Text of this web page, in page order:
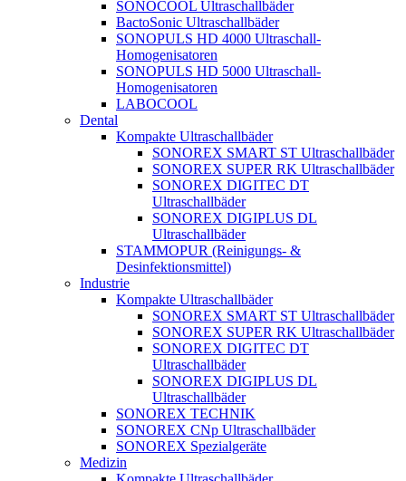
SONOCOOL Ultraschallbäder
BactoSonic Ultraschallbäder
SONOPULS HD 4000 Ultraschall-
Homogenisatoren
SONOPULS HD 5000 Ultraschall-
Homogenisatoren
LABOCOOL
Dental
Kompakte Ultraschallbäder
SONOREX SMART ST Ultraschallbäder
SONOREX SUPER RK Ultraschallbäder
SONOREX DIGITEC DT
Ultraschallbäder
SONOREX DIGIPLUS DL
Ultraschallbäder
STAMMOPUR (Reinigungs- &
Desinfektionsmittel)
Industrie
Kompakte Ultraschallbäder
SONOREX SMART ST Ultraschallbäder
SONOREX SUPER RK Ultraschallbäder
SONOREX DIGITEC DT
Ultraschallbäder
SONOREX DIGIPLUS DL
Ultraschallbäder
SONOREX TECHNIK
SONOREX CNp Ultraschallbäder
SONOREX Spezialgeräte
Medizin